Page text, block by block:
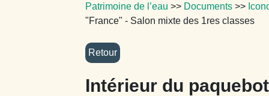
Patrimoine de l’eau >> Documents >>
"France" - Salon mixte des 1res classes
Intérieur du